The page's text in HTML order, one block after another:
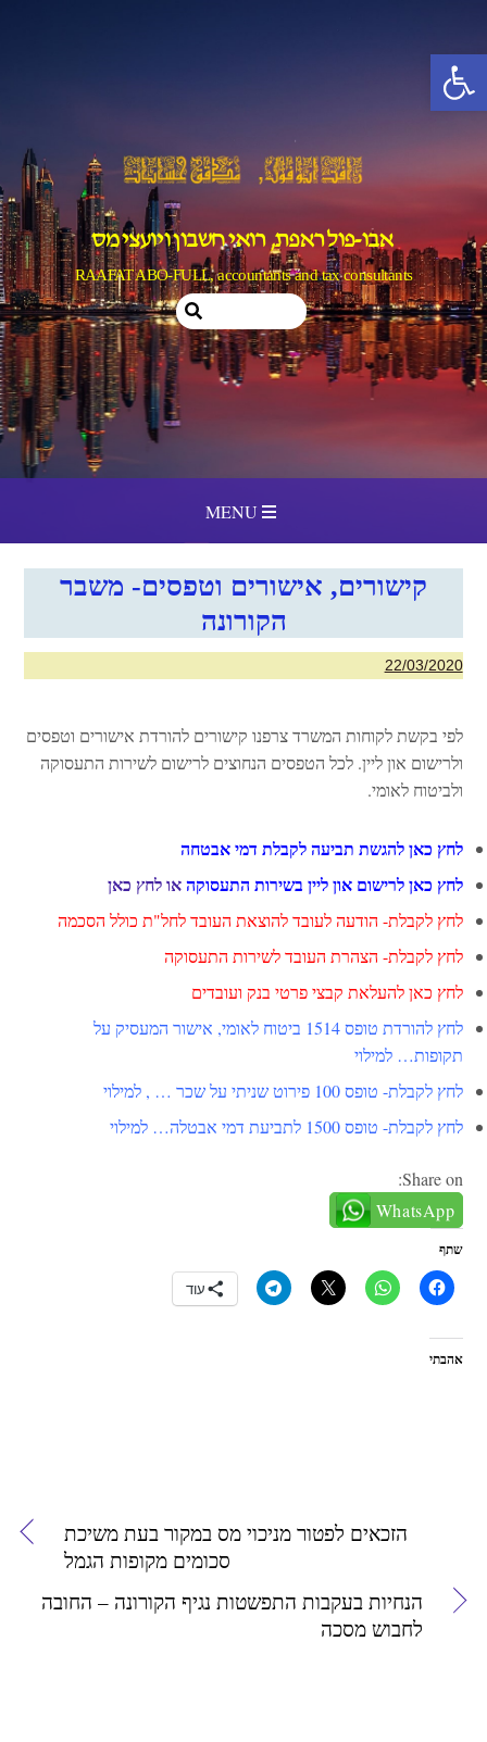
פתח סרגל נגישות
content
MENU
אבו-פול ראפת, רואי חשבון ויועצי מס
RAAFAT ABO-FULL, accountants and tax consultants
קישורים, אישורים וטפסים- משבר
הקורונה
22/03/2020
לפי בקשת לקוחות המשרד צרפנו קישורים להורדת אישורים וטפסים
ולרישום און ליין. לכל הטפסים הנחוצים לרישום לשירות התעסוקה
ולביטוח לאומי.
לחץ כאן להגשת תביעה לקבלת דמי אבטחה
לחץ כאן לרישום און ליין בשירות התעסוקהאו לחץ כאן
לחץ לקבלת- הודעה לעובד להוצאת העובד לחל"ת כולל הסכמה
לחץ לקבלת- הצהרת העובד לשירות התעסוקה
לחץ כאן להעלאת קבצי פרטי בנק ועובדים
לחץ להורדת טופס 1514 ביטוח לאומי, אישור המעסיק על
תקופות… למילוי
לחץ לקבלת- טופס 100 פירוט שניתי על שכר … , למילוי
לחץ לקבלת- טופס 1500 לתביעת דמי אבטלה… למילוי
Share on:
WhatsApp
שתף
עוד
אהבתי
הזכאים לפטור מניכוי מס במקור בעת משיכת
סכומים מקופות הגמל
הנחיות בעקבות התפשטות נגיף הקורונה – החובה
לחבוש מסכה